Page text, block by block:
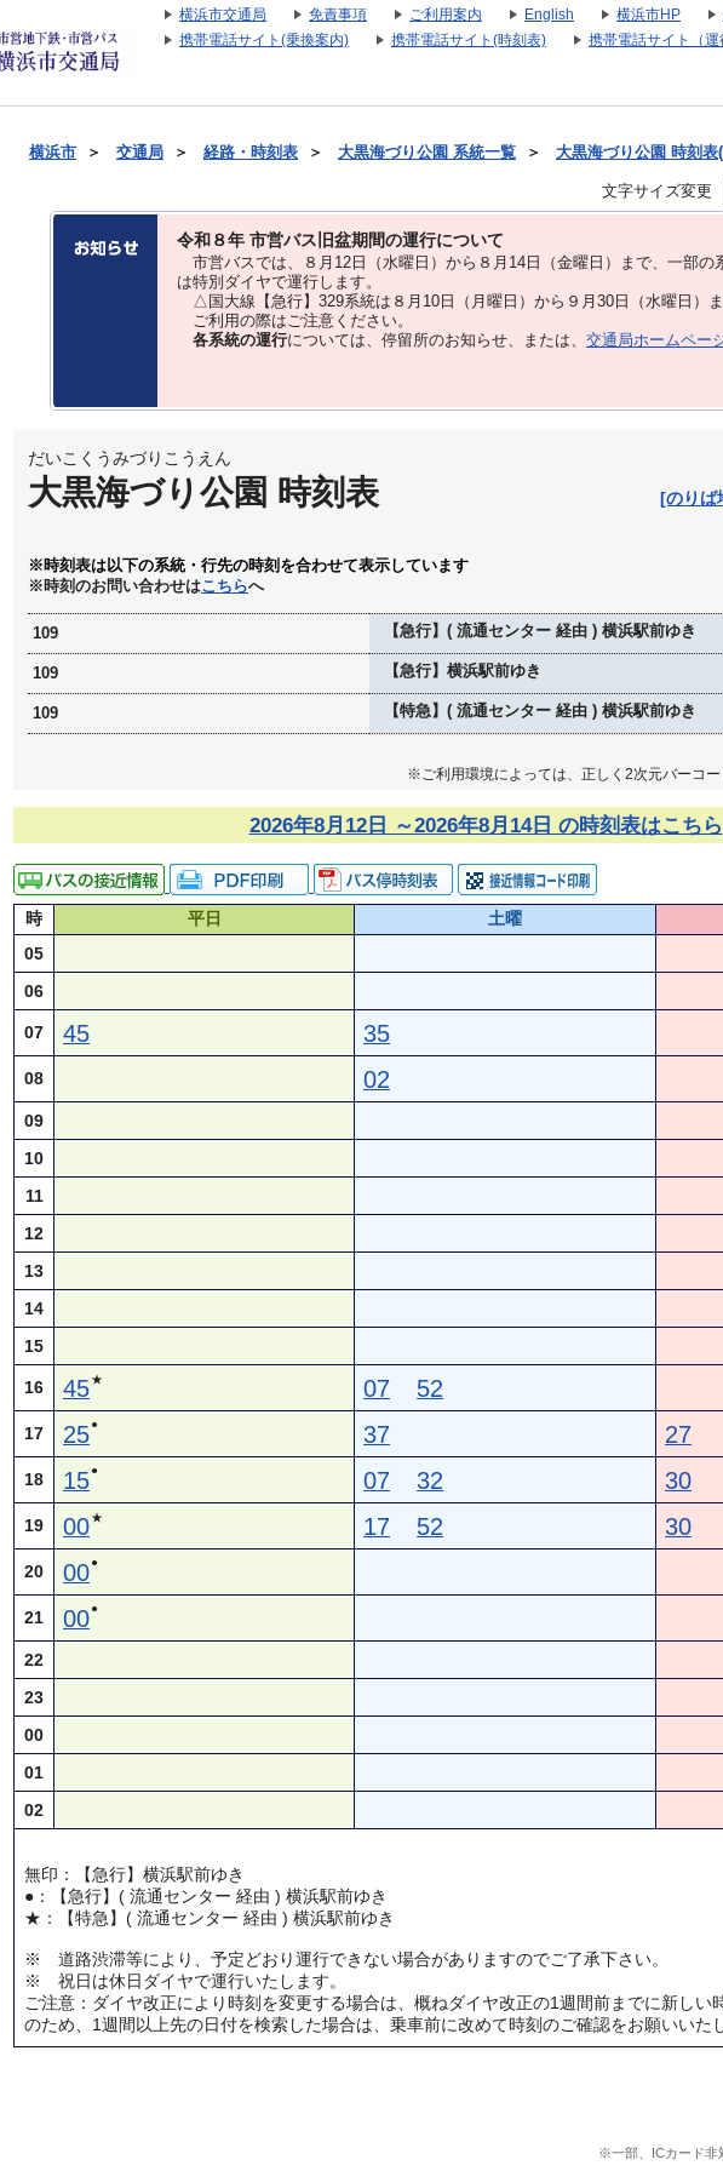
横浜市交通局 免責事項 ご利用案内 English 横浜市HP
携帯電話サイト(乗換案内)
携帯電話サイト(時刻表) 携帯電話サイト（運
横浜市 ＞ 交通局 ＞ 経路・時刻表 ＞ 大黒海づり公園 系統一覧 ＞ 大黒海づり公園 時刻表
文字サイズ変更
令和８年 市営バス旧盆期間の運行について
市営バスでは、８⽉12⽇（水曜日）から８⽉14⽇（金曜日）まで、⼀部の
は特別ダイヤで運⾏します。
△国大線【急行】329系統は８月10日（月曜日）から９月30日（水曜日）ま
ご利用の際はご注意ください。
各系統の運行については、停留所のお知らせ、または、 交通局ホームペー
だいこくうみづりこうえん
大黒海づり公園 時刻表 [のりば
※時刻表は以下の系統・行先の時刻を合わせて表示しています
※時刻のお問い合わせはこちらへ
109 【急行】( 流通センター 経由 ) 横浜駅前ゆき
109 【急行】横浜駅前ゆき
109 【特急】( 流通センター 経由 ) 横浜駅前ゆき
※ご利用環境によっては、正しく2次元バーコー
2026年8月12日 ～2026年8月14日 の時刻表はこちら
時 平日 土曜
05
06
07 45 35
08 02
09
10
11
12
13
14
15
16 45★ 07 52
17 25● 37 27
18 15● 07 32 30
19 00★ 17 52 30
20 00●
21 00●
22
23
00
01
02
無印：【急行】横浜駅前ゆき
●：【急行】( 流通センター 経由 ) 横浜駅前ゆき
★：【特急】( 流通センター 経由 ) 横浜駅前ゆき
※ 道路渋滞等により、予定どおり運行できない場合がありますのでご了承下さい。
※ 祝日は休日ダイヤで運行いたします。
ご注意：ダイヤ改正により時刻を変更する場合は、概ねダイヤ改正の1週間前までに新しい
のため、1週間以上先の日付を検索した場合は、乗車前に改めて時刻のご確認をお願いいた
※一部、ICカード非